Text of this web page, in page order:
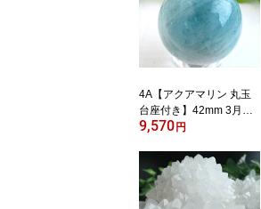
の石 1点物【中国山東省
産】パワーストーン 天然
4A【アクアマリン 丸玉
台座付き】42mm 3月の
誕生石 海の守護石 美し
徴 夏色のスフィア【ブラ
ジル産】 パワーストーン
天然石
9,570円